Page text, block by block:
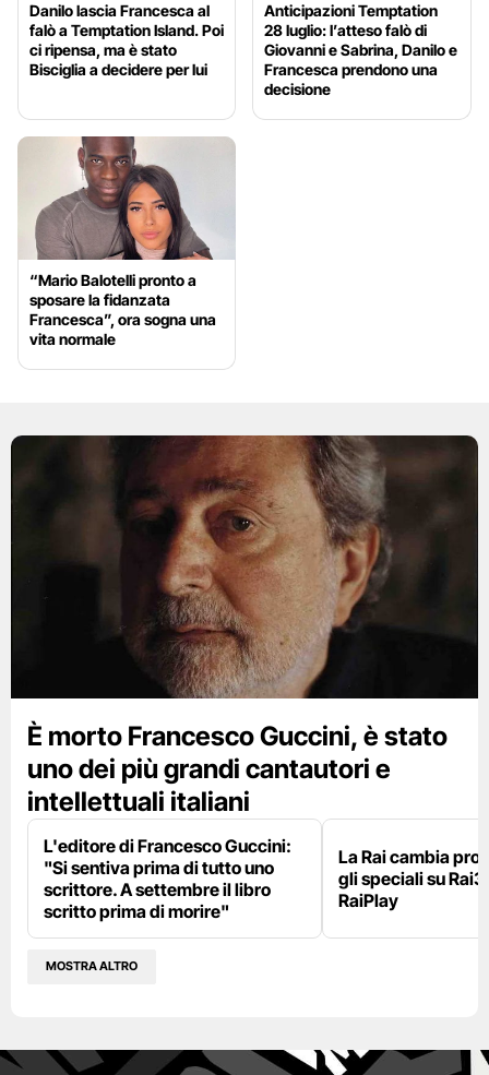
Danilo lascia Francesca al
falò a Temptation Island. Poi
ci ripensa, ma è stato
Bisciglia a decidere per lui
Anticipazioni Temptation
28 luglio: l’atteso falò di
Giovanni e Sabrina, Danilo e
Francesca prendono una
decisione
“Mario Balotelli pronto a
sposare la fidanzata
Francesca”, ora sogna una
vita normale
È morto Francesco Guccini, è stato
uno dei più grandi cantautori e
intellettuali italiani
L'editore di Francesco Guccini:
"Si sentiva prima di tutto uno
scrittore. A settembre il libro
scritto prima di morire"
La Rai cambia
gli speciali su
RaiPlay
MOSTRA ALTRO